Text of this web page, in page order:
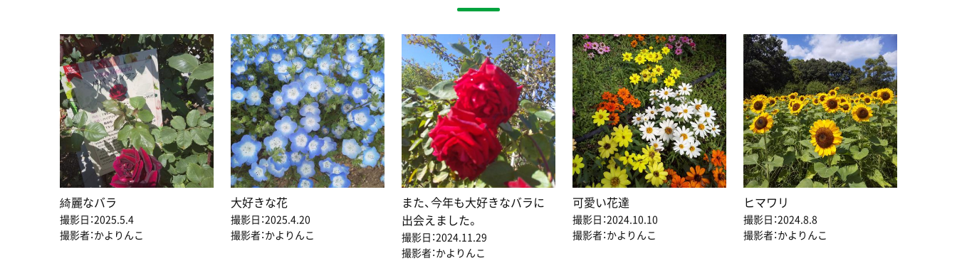
綺麗なバラ
撮影日：2025.5.4
撮影者：かよりんこ
大好きな花
撮影日：2025.4.20
撮影者：かよりんこ
また、今年も大好きなバラに
出会えました。
撮影日：2024.11.29
撮影者：かよりんこ
可愛い花達
撮影日：2024.10.10
撮影者：かよりんこ
ヒマワリ
撮影日：2024.8.8
撮影者：かよりんこ